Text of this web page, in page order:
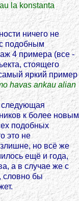
la konstanta
ничего не
подобным
аж 4 примера (все -
стоящего
яркий пример
havas ankau alian
следующая
к более новым
подобных
это не
но всё же
ещё и года,
а в случае же с
словно бы